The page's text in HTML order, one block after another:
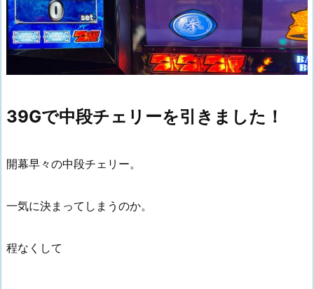
39Gで中段チェリーを引きました！
開幕早々の中段チェリー。
一気に決まってしまうのか。
程なくして